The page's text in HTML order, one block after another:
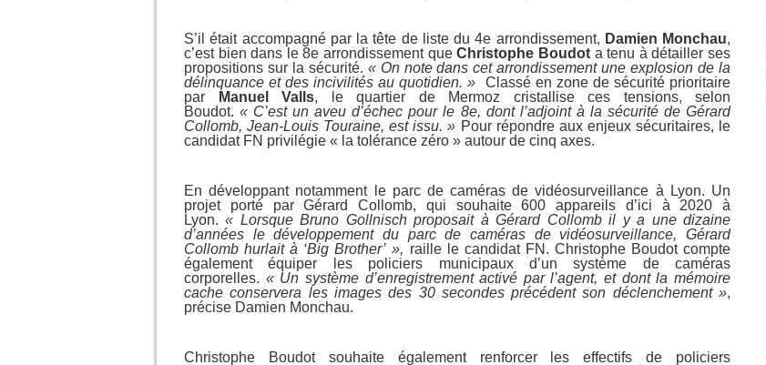
S’il était accompagné par la tête de liste du 4e arrondissement, Damien Monchau,
c’est bien dans le 8e arrondissement queChristophe Boudota tenu à détailler ses
propositions sur la sécurité. « On note dans cet arrondissement une explosion de la
délinquance et des incivilités au quotidien. » Classé en zone de sécurité prioritaire
par
Manuel Valls, le quartier de Mermoz cristallise ces tensions, selon
Boudot.« C’est un aveu d’échec pour le 8e, dont l’adjoint à la sécurité de Gérard
Collomb, Jean-Louis Touraine, est issu. » Pour répondre aux enjeux sécuritaires, le
candidat FN privilégie « la tolérance zéro » autour de cinq axes.
En développant notamment le parc de caméras de vidéosurveillance à Lyon. Un
projet porté par Gérard Collomb, qui souhaite 600 appareils d’ici à 2020 à
Lyon.« Lorsque Bruno Gollnisch proposait à Gérard Collomb il y a une dizaine
d’années le développement du parc de caméras de vidéosurveillance, Gérard
Collomb hurlait à ‘Big Brother’ », raille le candidat FN. Christophe Boudot compte
également équiper les policiers municipaux d’un système de caméras
corporelles. « Un système d’enregistrement activé par l’agent, et dont la mémoire
cache conservera les images des 30 secondes précédent son déclenchement »,
précise Damien Monchau.
Christophe Boudot souhaite également renforcer les effectifs de policiers